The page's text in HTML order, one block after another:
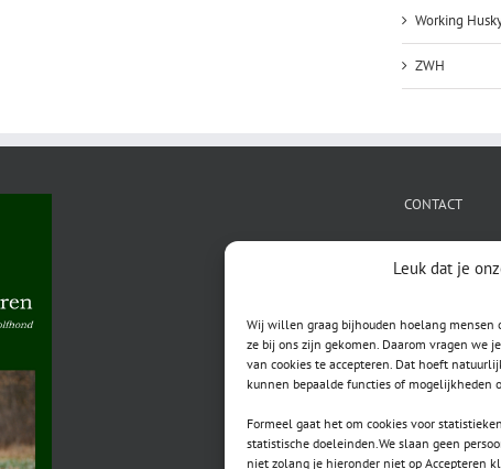
Leuk dat je
Wij willen graag bijhouden hoelang mensen
ze bij ons zijn gekomen. Daarom vragen we
van cookies te accepteren. Dat hoeft
kunnen bepaalde functies of mogelijkheden
Formeel gaat het om cookies voor
statistische doeleinden.We slaan geen
niet zolang je hieronder niet op Accepteren
Working
ZWH
CONTACT